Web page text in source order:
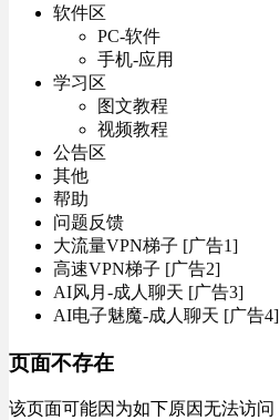
软件区
PC-软件
手机-应用
学习区
图文教程
视频教程
公告区
其他
帮助
问题反馈
大流量VPN梯子 [广告1]
高速VPN梯子 [广告2]
AI风月-成人聊天 [广告3]
AI电子魅魔-成人聊天 [广告4]
页面不存在
该页面可能因为如下原因无法访问